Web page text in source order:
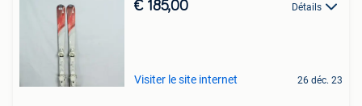
€ 185,00 Détails
Visiter le site internet 26 déc. 23